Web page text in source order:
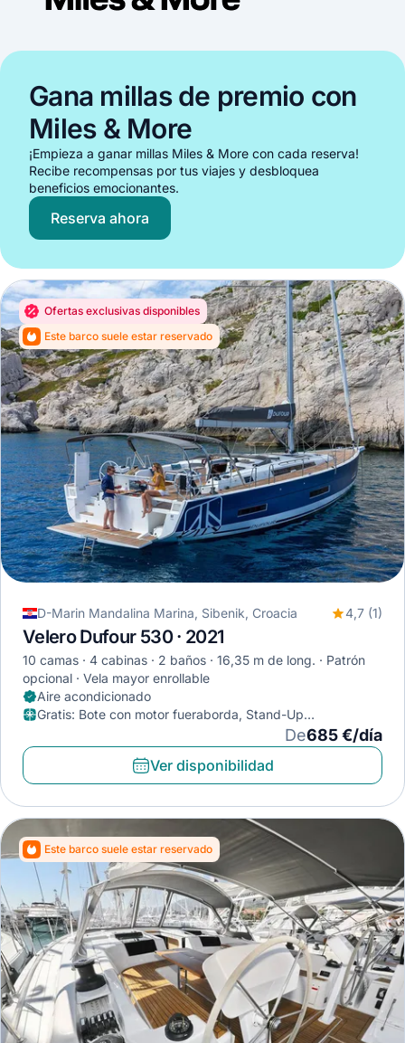
Gana millas de premio con
Miles & More
¡Empieza a ganar millas Miles & More con cada reserva!
Recibe recompensas por tus viajes y desbloquea
beneficios emocionantes.
Reserva ahora
Ofertas exclusivas disponibles
Este barco suele estar reservado
D-Marin Mandalina Marina, Sibenik, Croacia 4,7 (1)
Velero Dufour 530 · 2021
10 camas 4 cabinas 2 baños 16,35 m de long.
Patrón
opcional
Vela mayor enrollable
Aire acondicionado
Gratis: Bote con motor fueraborda, Stand-Up
De685 €/día
Ver disponibilidad
Este barco suele estar reservado